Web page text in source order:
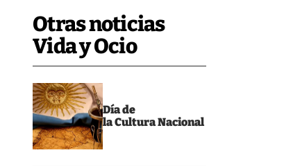
Otras noticias
Vida y Ocio
Día de
la Cultura Nacional